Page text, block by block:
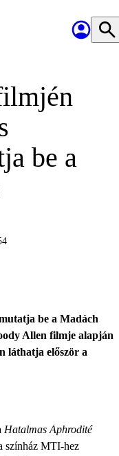
be a
be a Madách
Allen filmje alapján
láthatja először a
Hatalmas Aphrodité
színház MTI-hez